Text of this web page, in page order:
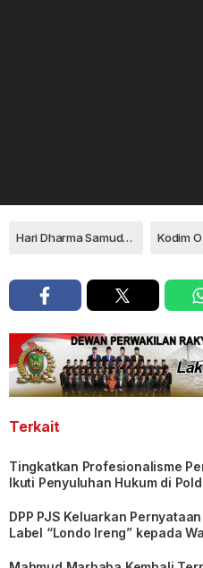
Hari Dharma Samudera 2019 Kodim
Terkait
Tingkatkan Profesionalisme
Ikuti Penyuluhan Hukum di
DPP PJS Keluarkan
Label “Londo Ireng” kepada